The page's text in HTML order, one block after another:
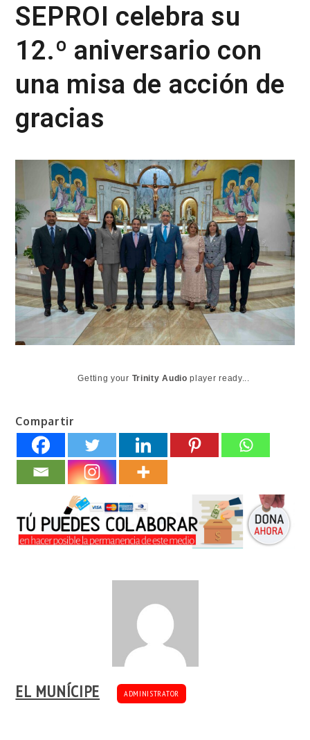
SEPROI celebra su
12.º aniversario con
una misa de acción de
gracias
Getting your Trinity Audio player ready...
Compartir
EL MUNÍCIPE ADMINISTRATOR